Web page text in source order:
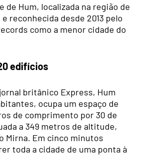
de Hum, localizada na região de
reconhecida desde 2013 pelo
como a menor cidade do
edifícios
britânico Express, Hum
ocupa um espaço de
de comprimento por 30 de
a 349 metros de altitude,
Mirna. Em cinco minutos
toda a cidade de uma ponta à